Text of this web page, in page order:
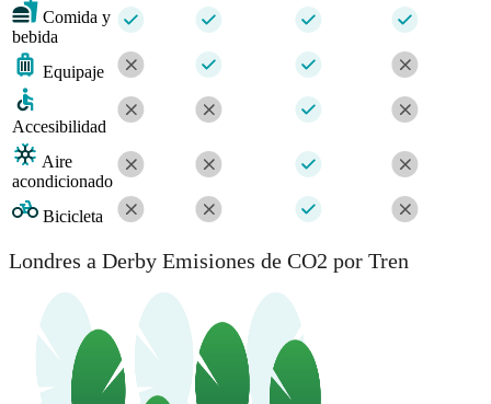
Comida y
bebida
Equipaje
Accesibilidad
Aire
acondicionado
Bicicleta
Londres a Derby Emisiones de CO2 por Tren